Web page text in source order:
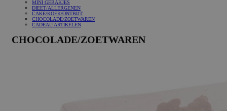
MINI GEBAKJES
DIEET/ALLERGENEN
CAKE/KOEK/ONTBIJT
CHOCOLADE/ZOETWAREN
CADEAU ARTIKELEN
CHOCOLADE/ZOETWAREN